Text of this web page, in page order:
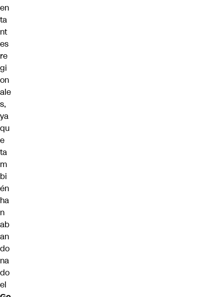
en
ta
nt
es
re
gi
on
ale
s,
ya
qu
e
ta
m
bi
én
ha
n
ab
an
do
na
do
el